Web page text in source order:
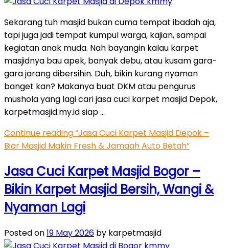
Sekarang tuh masjid bukan cuma tempat ibadah aja,
tapi juga jadi tempat kumpul warga, kajian, sampai
kegiatan anak muda. Nah bayangin kalau karpet
masjidnya bau apek, banyak debu, atau kusam gara-
gara jarang dibersihin. Duh, bikin kurang nyaman
banget kan? Makanya buat DKM atau pengurus
mushola yang lagi cari jasa cuci karpet masjid Depok,
karpetmasjid.my.id siap …
Continue reading“Jasa Cuci Karpet Masjid Depok –
Biar Masjid Makin Fresh & Jamaah Auto Betah”
Jasa Cuci Karpet Masjid Bogor –
Bikin Karpet Masjid Bersih, Wangi &
Nyaman Lagi
Posted on19 May 2026 by karpetmasjid